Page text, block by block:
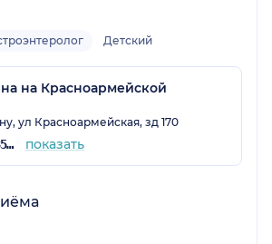
Детский
на Красноармейской
ул Красноармейская, зд 170
+7 (863) 222-85-58 показать